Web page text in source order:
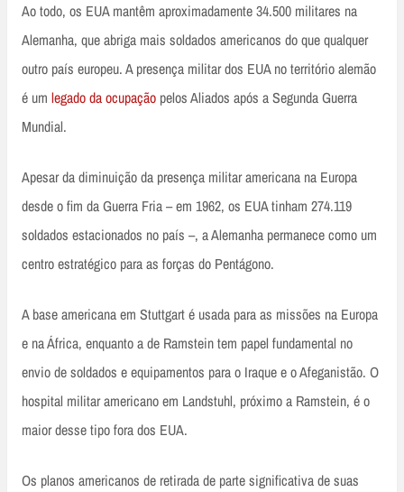
Ao todo, os EUA mantêm aproximadamente 34.500 militares na
Alemanha, que abriga mais soldados americanos do que qualquer
outro país europeu. A presença militar dos EUA no território alemão
é um legado da ocupação pelos Aliados após a Segunda Guerra
Mundial.
Apesar da diminuição da presença militar americana na Europa
desde o fim da Guerra Fria – em 1962, os EUA tinham 274.119
soldados estacionados no país –, a Alemanha permanece como um
centro estratégico para as forças do Pentágono.
A base americana em Stuttgart é usada para as missões na Europa
e na África, enquanto a de Ramstein tem papel fundamental no
envio de soldados e equipamentos para o Iraque e o Afeganistão. O
hospital militar americano em Landstuhl, próximo a Ramstein, é o
maior desse tipo fora dos EUA.
Os planos americanos de retirada de parte significativa de suas